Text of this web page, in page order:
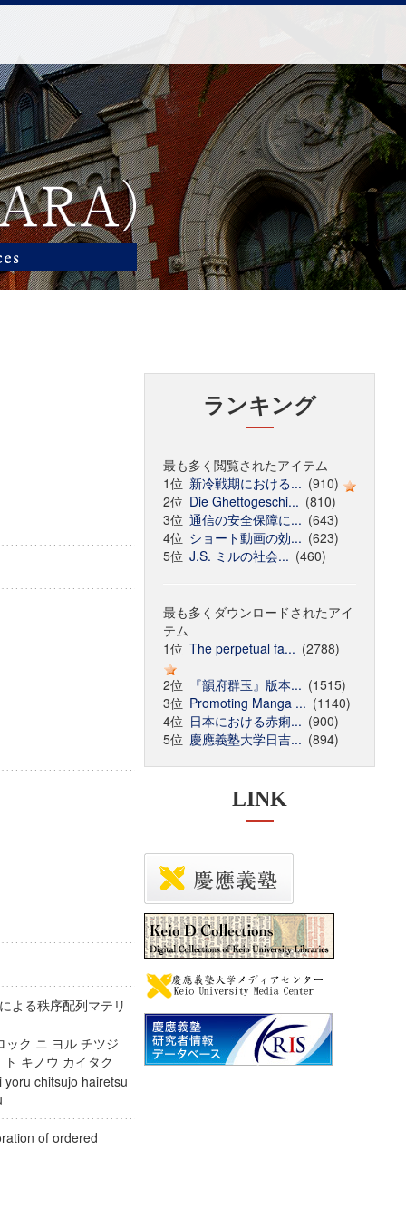
よる秩序配列マテリ
ック ニ ヨル チツジ
ト キノウ カイタク
chitsujo hairetsu
of ordered
ランキング
最も多く閲覧されたアイテム
1位 新冷戦期における... (910)
2位 Die Ghettogeschi... (810)
3位 通信の安全保障に... (643)
4位 ショート動画の効... (623)
5位 J.S. ミルの社会... (460)
最も多くダウンロードされたアイ
テム
1位 The perpetual fa... (2788)
2位
『韻府群玉』版本... (1515)
3位 Promoting Manga ... (1140)
4位 日本における赤痢... (900)
5位 慶應義塾大学日吉... (894)
LINK